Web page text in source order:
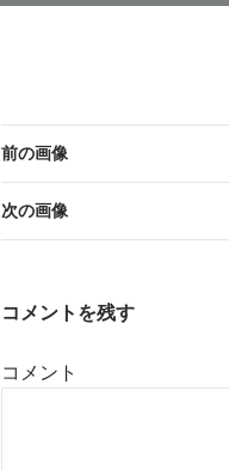
前の画像
次の画像
コメントを残す
コメント